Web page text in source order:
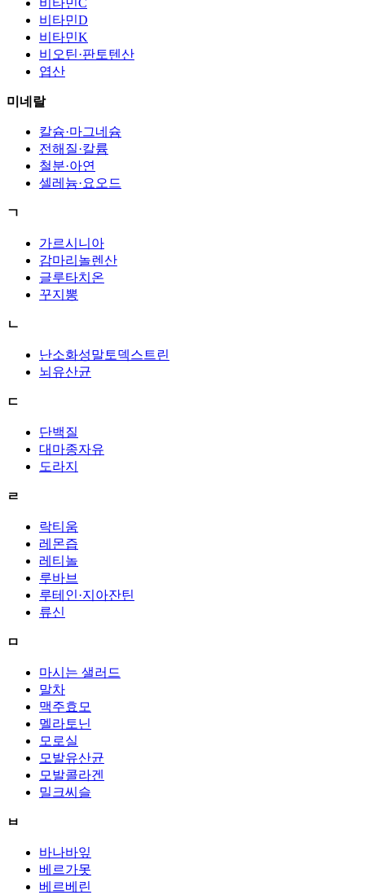
비타민D
비타민K
비오틴·판토텐산
엽산
미네랄
칼슘·마그네슘
전해질·칼륨
철분·아연
셀레늄·요오드
ㄱ
가르시니아
감마리놀렌산
글루타치온
꾸지뽕
ㄴ
난소화성말토덱스트린
뇌유산균
ㄷ
단백질
대마종자유
도라지
ㄹ
락티움
레몬즙
레티놀
루바브
루테인·지아잔틴
류신
ㅁ
마시는 샐러드
말차
맥주효모
멜라토닌
모로실
모발유산균
모발콜라겐
밀크씨슬
ㅂ
바나바잎
베르가못
베르베린